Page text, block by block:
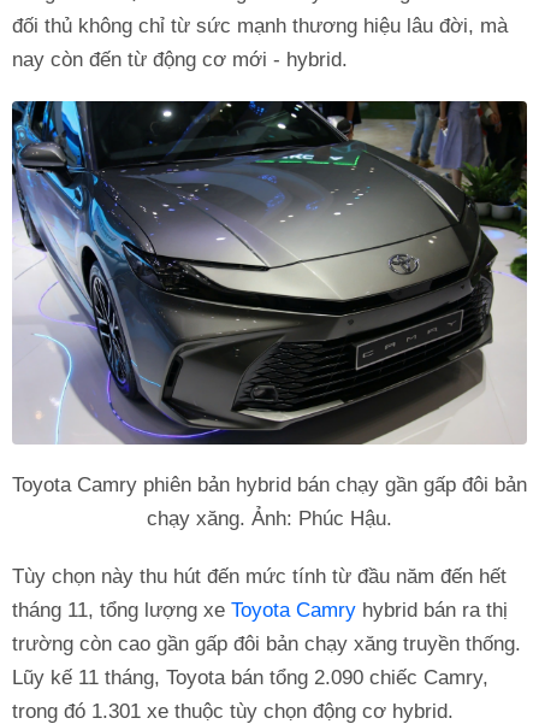
đối thủ không chỉ từ sức mạnh thương hiệu lâu đời, mà
nay còn đến từ động cơ mới - hybrid.
Toyota Camry phiên bản hybrid bán chạy gần gấp đôi bản
chạy xăng. Ảnh: Phúc Hậu.
Tùy chọn này thu hút đến mức tính từ đầu năm đến hết
tháng 11, tổng lượng xe Toyota Camry hybrid bán ra thị
trường còn cao gần gấp đôi bản chạy xăng truyền thống.
Lũy kế 11 tháng, Toyota bán tổng 2.090 chiếc Camry,
trong đó 1.301 xe thuộc tùy chọn động cơ hybrid.